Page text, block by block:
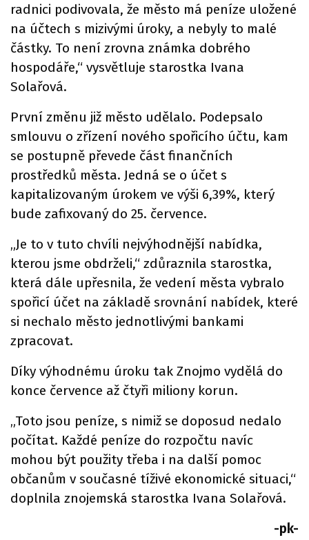
radnici podivovala, že město má peníze uložené
na účtech s mizivými úroky, a nebyly to malé
částky. To není zrovna známka dobrého
hospodáře,“ vysvětluje starostka Ivana
Solařová.
První změnu již město udělalo. Podepsalo
smlouvu o zřízení nového spořicího účtu, kam
se postupně převede část finančních
prostředků města. Jedná se o účet s
kapitalizovaným úrokem ve výši 6,39%, který
bude zafixovaný do 25. července.
„Je to v tuto chvíli nejvýhodnější nabídka,
kterou jsme obdrželi,“ zdůraznila starostka,
která dále upřesnila, že vedení města vybralo
spořicí účet na základě srovnání nabídek, které
si nechalo město jednotlivými bankami
zpracovat.
Díky výhodnému úroku tak Znojmo vydělá do
konce července až čtyři miliony korun.
„Toto jsou peníze, s nimiž se doposud nedalo
počítat. Každé peníze do rozpočtu navíc
mohou být použity třeba i na další pomoc
občanům v současné tíživé ekonomické situaci,“
doplnila znojemská starostka Ivana Solařová.
-pk-